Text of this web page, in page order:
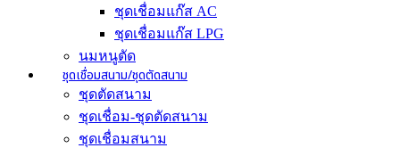
ชุดเชื่อมแก๊ส AC
ชุดเชื่อมแก๊ส LPG
นมหนูตัด
ชุดเชื่อมสนาม/ชุดตัดสนาม
ชุดตัดสนาม
ชุดเชื่อม-ชุดตัดสนาม
ชุดเชื่อมสนาม